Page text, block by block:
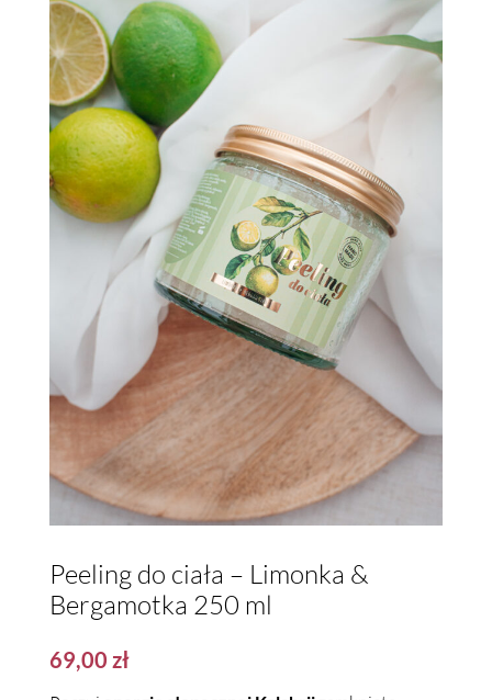
Peeling do ciała – Limonka &
Bergamotka 250 ml
69,00 zł